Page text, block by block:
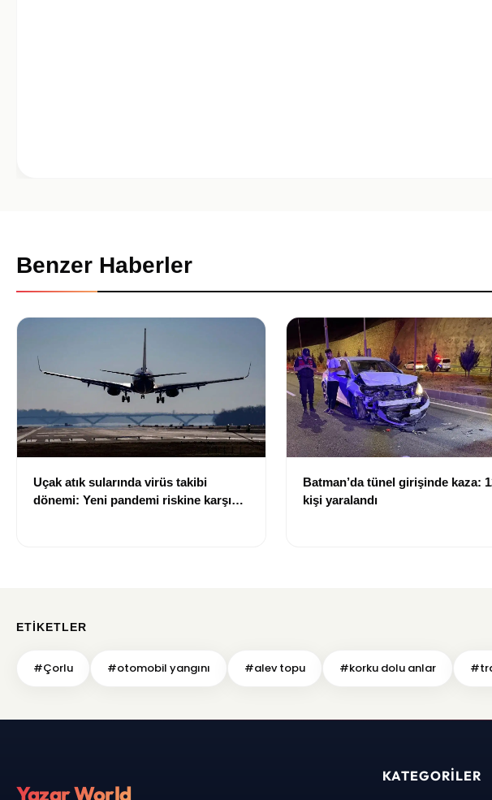
Benzer Haberler
Uçak atık sularında virüs takibi
dönemi: Yeni pandemi riskine karşı
Batman’da tünel girişinde kaza:
kişi yaralandı
ETIKETLER
#Çorlu #otomobil yangını #alev topu #korku dolu anlar
Yazar World
KATEGORILER